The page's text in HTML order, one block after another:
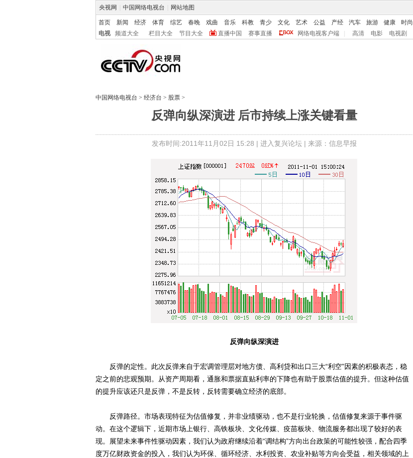
央视网 中国网络电视台 网站地图
首页 新闻 经济 体育 综艺 春晚 戏曲 音乐 科教 青少 文化 艺术 公益 产经 汽车 旅游 健康 时尚
电视
频道大全 栏目大全 节目大全 直播中国 赛事直播 网络电视客户端 高清 电影 电视剧
中国网络电视台 > 经济台 > 股票 >
反弹向纵深演进 后市持续上涨关键看量
发布时间:2011年11月02日 15:28 | 进入复兴论坛| 来源：信息早报
反弹向纵深演进
反弹的定性。此次反弹来自于宏调管理层对地方债、高利贷和出口三大“利空”因素的积极表态，稳
定之前的悲观预期。从资产周期看，通胀和票据直贴利率的下降也有助于股票估值的提升。但这种估值
的提升应该还只是反弹，不是反转，反转需要确立经济的底部。
反弹路径。市场表现特征为估值修复，并非业绩驱动，也不是行业轮换，估值修复来源于事件驱
动。在这个逻辑下，近期市场上银行、高铁板块、文化传媒、疫苗板块、物流服务都出现了较好的表
现。展望未来事件性驱动因素，我们认为政府继续沿着“调结构”方向出台政策的可能性较强，配合四季
度万亿财政资金的投入，我们认为环保、循环经济、水利投资、农业补贴等方向会受益，相关领域的上